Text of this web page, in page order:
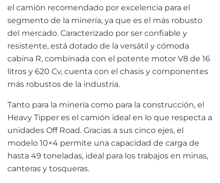
el camión recomendado por excelencia para el
segmento de la minería, ya que es el más robusto
del mercado. Caracterizado por ser confiable y
resistente, está dotado de la versátil y cómoda
cabina R, combinada con el potente motor V8 de 16
litros y 620 Cv, cuenta con el chasis y componentes
más robustos de la industria.
Tanto para la minería como para la construcción, el
Heavy Tipper es el camión ideal en lo que respecta a
unidades Off Road. Gracias a sus cinco ejes, el
modelo 10×4 permite una capacidad de carga de
hasta 49 toneladas, ideal para los trabajos en minas,
canteras y tosqueras.